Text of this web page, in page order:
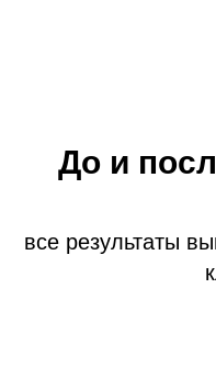
До и
все результаты